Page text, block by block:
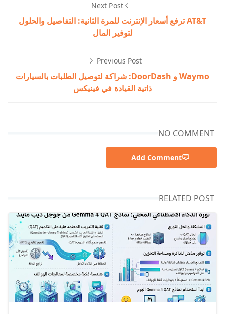
Next Post
AT&T ترفع أسعار الإنترنت للمرة الثانية: التفاصيل والحلول
لتوفير المال
Previous Post
Waymo و DoorDash: شراكة لتوصيل الطلبات بالسيارات
ذاتية القيادة في فينيكس
NO COMMENT
Add Comment
RELATED POST